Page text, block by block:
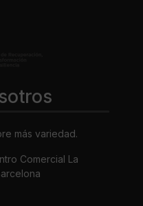
más variedad.
Comercial La